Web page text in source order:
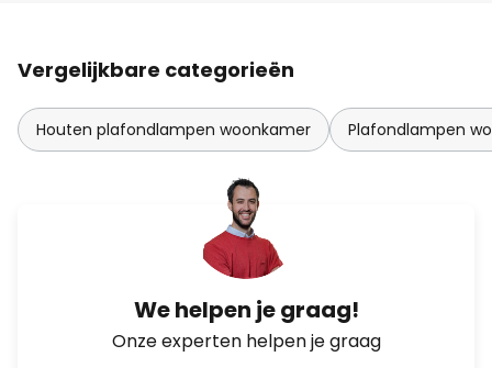
Vergelijkbare categorieën
Houten plafondlampen woonkamer Plafondlampen
We helpen je graag!
Onze experten helpen je graag